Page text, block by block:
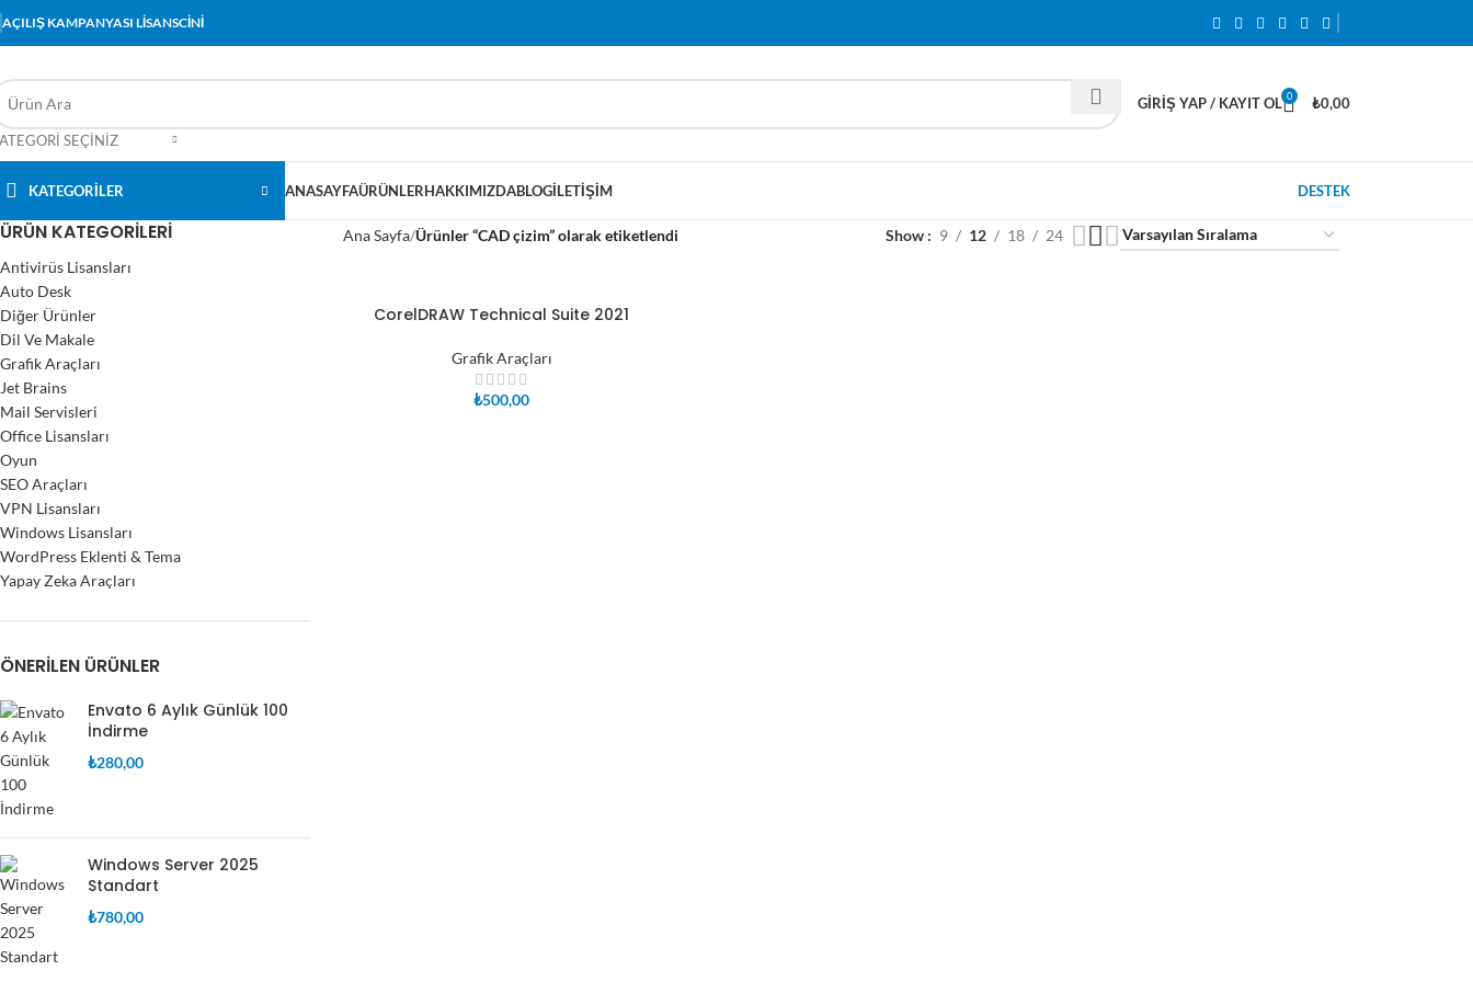
AÇILIŞ KAMPANYASI LİSANSCİNİ
SEÇINIZ
GIRIŞ YAP / KAYIT OL 0 ₺0,00
KATEGORİLER ANASAYFAÜRÜNLERHAKKIMIZDABLOGİLETIŞIM DESTEK
ÜRÜN KATEGORILERI
Antivirüs Lisansları
Auto Desk
Diğer Ürünler
Dil Ve Makale
Grafik Araçları
Jet Brains
Mail Servisleri
Office Lisansları
Oyun
SEO Araçları
VPN Lisansları
Windows Lisansları
WordPress Eklenti & Tema
Yapay Zeka Araçları
ÖNERILEN ÜRÜNLER
Envato 6 Aylık Günlük 100
İndirme
₺280,00
Windows Server 2025
Standart
₺780,00
Ana Sayfa Ürünler “CAD çizim” olarak etiketlendi Show 9 12 18 24
SEPETE EKLE
CorelDRAW Technical Suite 2021
Grafik Araçları
₺500,00